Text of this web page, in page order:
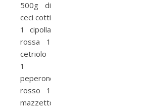
500g di
ceci cotti
1 cipolla
rossa 1
cetriolo
1
peperone
rosso 1
mazzetto